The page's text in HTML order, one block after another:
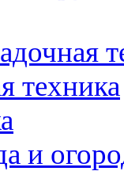
техника
и